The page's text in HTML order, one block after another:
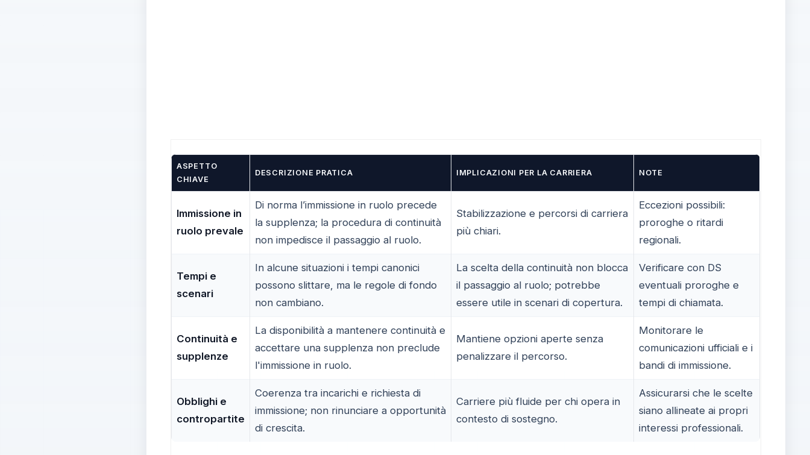
ASPETTO
CHIAVE
DESCRIZIONE PRATICA IMPLICAZIONI PER LA CARRIERA NOTE
Immissione in
ruolo prevale
Di norma l’immissione in ruolo precede
la supplenza; la procedura di continuità
non impedisce il passaggio al ruolo.
Stabilizzazione e percorsi di carriera
più chiari.
Eccezioni possibili:
proroghe o ritardi
regionali.
Tempi e
scenari
In alcune situazioni i tempi canonici
possono slittare, ma le regole di fondo
non cambiano.
La scelta della continuità non blocca
il passaggio al ruolo; potrebbe
essere utile in scenari di copertura.
Verificare con DS
eventuali proroghe e
tempi di chiamata.
Continuità e
supplenze
La disponibilità a mantenere continuità e
accettare una supplenza non preclude
l'immissione in ruolo.
Mantiene opzioni aperte senza
penalizzare il percorso.
Monitorare le
comunicazioni ufficiali e i
bandi di immissione.
Obblighi e
contropartite
Coerenza tra incarichi e richiesta di
immissione; non rinunciare a opportunità
di crescita.
Carriere più fluide per chi opera in
contesto di sostegno.
Assicurarsi che le scelte
siano allineate ai propri
interessi professionali.